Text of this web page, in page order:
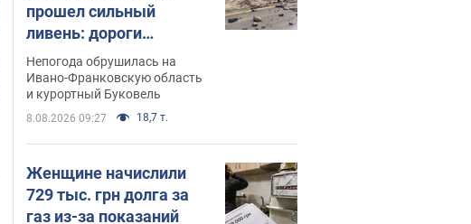
прошел сильный
ливень: дороги
превратились в реки.
Видео
Непогода обрушилась на
Ивано-Франковскую область
и курортный Буковель
8.08.2026 09:27 18,7 т.
Женщине начислили
729 тыс. грн долга за
газ из-за показаний